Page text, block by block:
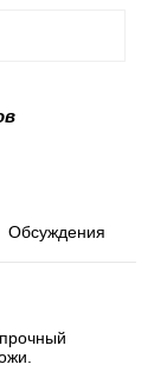
Обсуждения